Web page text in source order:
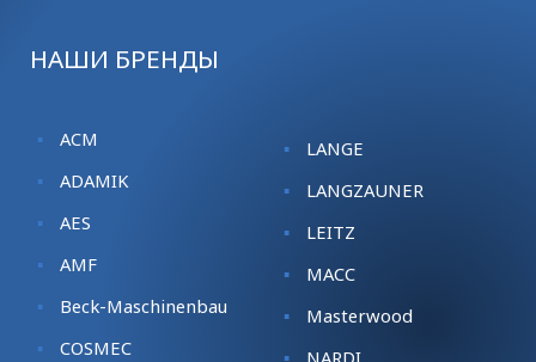
НАШИ БРЕНДЫ
ACM
ADAMIK
AES
AMF
Beck-Maschinenbau
COSMEC
LANGE
LANGZAUNER
LEITZ
MACC
Masterwood